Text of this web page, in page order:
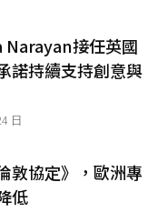
接任英國
持續支持創意與
日
敦協定》，歐洲專
低